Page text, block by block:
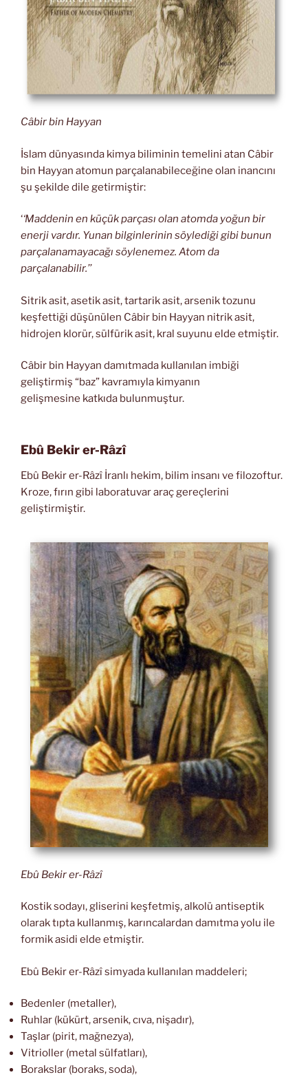
Câbir bin Hayyan
İslam dünyasında kimya biliminin temelini atan Câbir
bin Hayyan atomun parçalanabileceğine olan inancını
şu şekilde dile getirmiştir:
‘‘Maddenin en küçük parçası olan atomda yoğun bir
enerji vardır. Yunan bilginlerinin söylediği gibi bunun
parçalanamayacağı söylenemez. Atom da
parçalanabilir.’’
Sitrik asit, asetik asit, tartarik asit, arsenik tozunu
keşfettiği düşünülen Câbir bin Hayyan nitrik asit,
hidrojen klorür, sülfürik asit, kral suyunu elde etmiştir.
Câbir bin Hayyan damıtmada kullanılan imbiği
geliştirmiş “baz” kavramıyla kimyanın
gelişmesine katkıda bulunmuştur.
Ebû Bekir er-Râzî
Ebû Bekir er-Râzî İranlı hekim, bilim insanı ve filozoftur.
Kroze, fırın gibi laboratuvar araç gereçlerini
geliştirmiştir.
Ebû Bekir er-Râzî
Kostik sodayı, gliserini keşfetmiş, alkolü antiseptik
olarak tıpta kullanmış, karıncalardan damıtma yolu ile
formik asidi elde etmiştir.
Ebû Bekir er-Râzî simyada kullanılan maddeleri;
Bedenler (metaller),
Ruhlar (kükürt, arsenik, cıva, nişadır),
Taşlar (pirit, mağnezya),
Vitrioller (metal sülfatları),
Borakslar (boraks, soda),